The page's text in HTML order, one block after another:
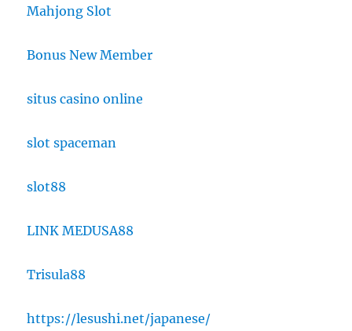
Mahjong Slot
Bonus New Member
situs casino online
slot spaceman
slot88
LINK MEDUSA88
Trisula88
https://lesushi.net/japanese/